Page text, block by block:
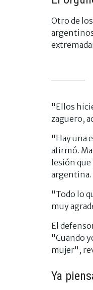
Otro de
"Ellos
zaguero,
"Hay una
afirmó.
lesión
argentina.
"Todo lo
muy
El
"Cuando
mujer",
Ya